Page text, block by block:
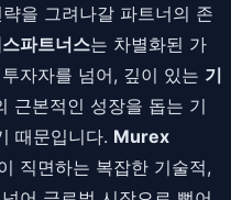
을 그려나갈 파트너의 존
파트너스는 차별화된 가
자자를 넘어, 깊이 있는 기
근본적인 성장을 돕는 기
때문입니다. Murex
직면하는 복잡한 기술적,